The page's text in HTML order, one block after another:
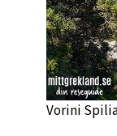
Vorini